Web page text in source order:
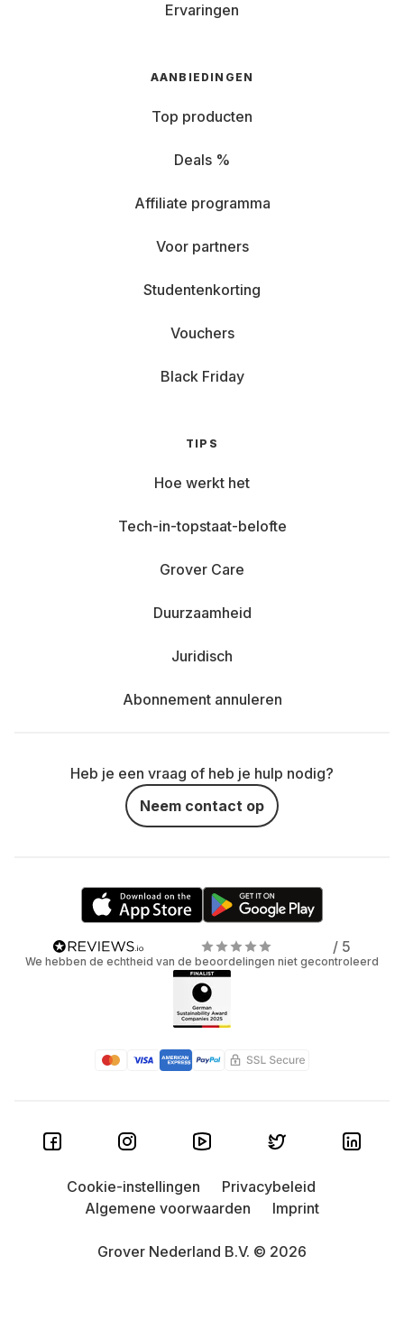
Ervaringen
AANBIEDINGEN
Top producten
Deals %
Affiliate programma
Voor partners
Studentenkorting
Vouchers
Black Friday
TIPS
Hoe werkt het
Tech-in-topstaat-belofte
Grover Care
Duurzaamheid
Juridisch
Abonnement annuleren
Heb je een vraag of heb je hulp nodig?
Neem contact op
/ 5
We hebben de echtheid van de beoordelingen niet gecontroleerd
Grover Nederland B.V. © 2026
Cookie-instellingen
Privacybeleid
Algemene voorwaarden
Imprint